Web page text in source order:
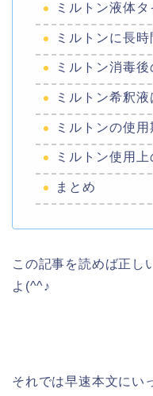
ミルトン液体
ミルトンに長
ミルトン消毒後
ミルトン希釈
ミルトンの使用
ミルトン使用
まとめ
この記事を読めば正し
よ(^^♪
それでは早速本文にい